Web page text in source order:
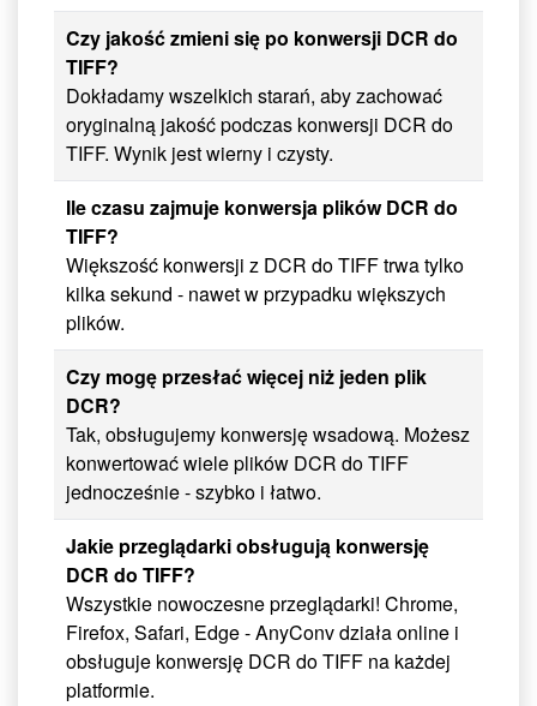
Czy jakość zmieni się po konwersji DCR do
TIFF?
Dokładamy wszelkich starań, aby zachować
oryginalną jakość podczas konwersji DCR do
TIFF. Wynik jest wierny i czysty.
Ile czasu zajmuje konwersja plików DCR do
TIFF?
Większość konwersji z DCR do TIFF trwa tylko
kilka sekund - nawet w przypadku większych
plików.
Czy mogę przesłać więcej niż jeden plik
DCR?
Tak, obsługujemy konwersję wsadową. Możesz
konwertować wiele plików DCR do TIFF
jednocześnie - szybko i łatwo.
Jakie przeglądarki obsługują konwersję
DCR do TIFF?
Wszystkie nowoczesne przeglądarki! Chrome,
Firefox, Safari, Edge - AnyConv działa online i
obsługuje konwersję DCR do TIFF na każdej
platformie.